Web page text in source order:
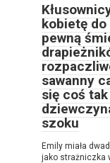
kobietę do
pewną
sawanny
się coś
szoku
Emily miała
jako strażniczka